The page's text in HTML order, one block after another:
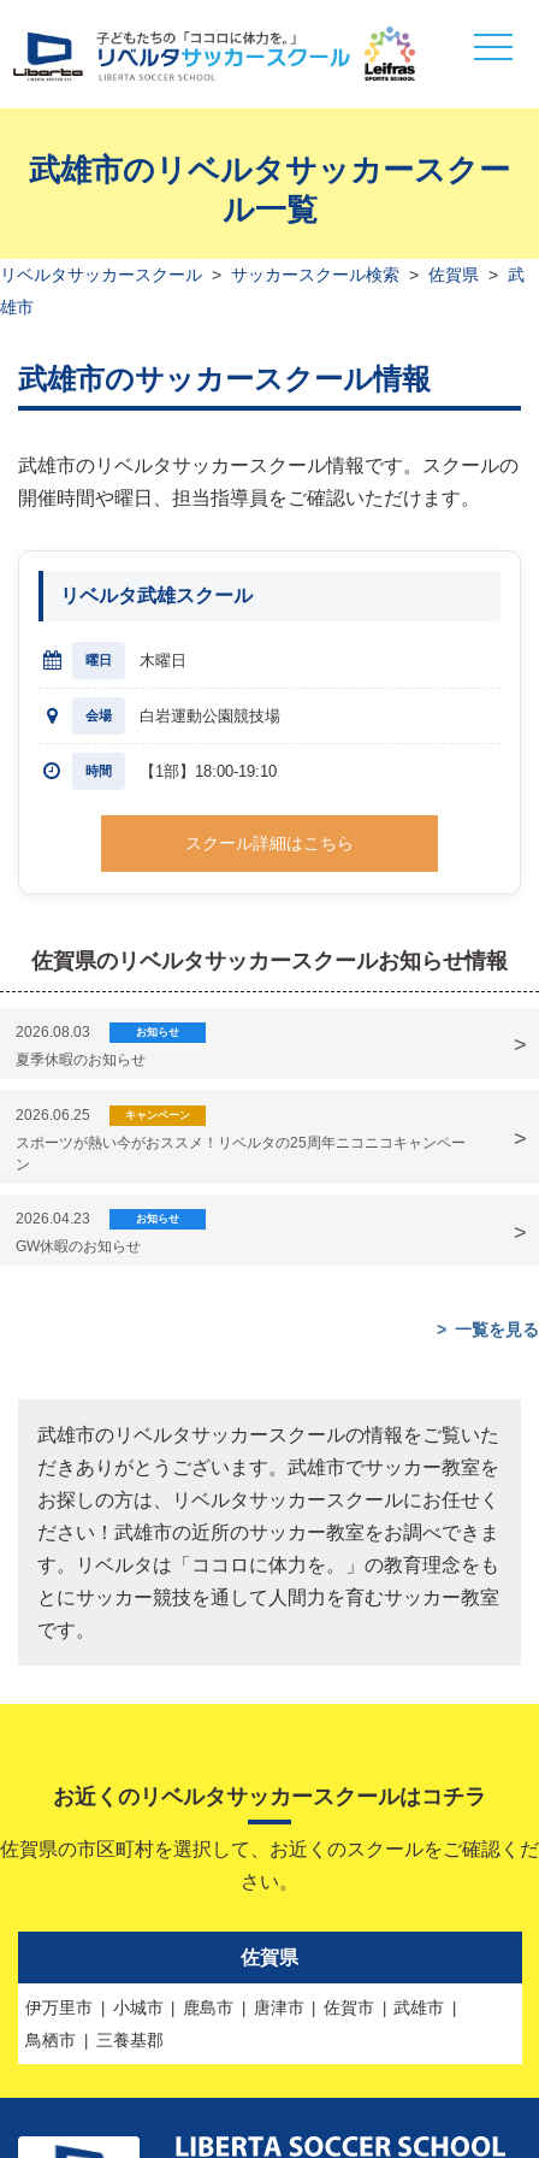
toggle
武雄市のリベルタサッカースクー
ル一覧
リベルタサッカースクール > サッカースクール検索 > 佐賀県 > 武
雄市
武雄市のサッカースクール情報
武雄市のリベルタサッカースクール情報です。スクールの
開催時間や曜日、担当指導員をご確認いただけます。
リベルタ武雄スクール
曜日 木曜日
会場 白岩運動公園競技場
時間 【1部】18:00-19:10
スクール詳細はこちら
佐賀県のリベルタサッカースクールお知らせ情報
2026.08.03 お知らせ
夏季休暇のお知らせ
2026.06.25 キャンペーン
スポーツが熱い今がおススメ！リベルタの25周年ニコニコキャンペー
ン
2026.04.23 お知らせ
GW休暇のお知らせ
一覧を見る
武雄市のリベルタサッカースクールの情報をご覧いた
だきありがとうございます。武雄市でサッカー教室を
お探しの方は、リベルタサッカースクールにお任せく
ださい！武雄市の近所のサッカー教室をお調べできま
す。リベルタは「ココロに体力を。」の教育理念をも
とにサッカー競技を通して人間力を育むサッカー教室
です。
お近くのリベルタサッカースクールはコチラ
佐賀県の市区町村を選択して、お近くのスクールをご確認くだ
さい。
佐賀県
伊万里市 小城市 鹿島市 唐津市 佐賀市
武雄市
鳥栖市
三養基郡